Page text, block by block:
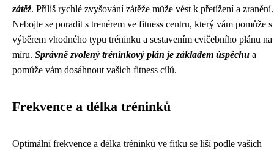
zátěž. Příliš rychlé zvyšování zátěže může vést k přetížení a zranění.
Nebojte se poradit s trenérem ve fitness centru, který vám pomůže s
výběrem vhodného typu tréninku a sestavením cvičebního plánu na
míru. Správně zvolený tréninkový plán je základem úspěchu a
pomůže vám dosáhnout vašich fitness cílů.
Frekvence a délka tréninků
Optimální frekvence a délka tréninků ve fitku se liší podle vašich